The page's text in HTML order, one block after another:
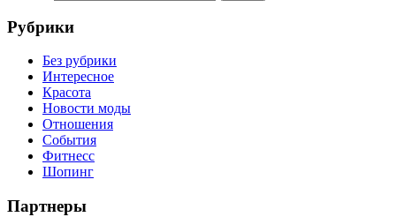
Рубрики
Без рубрики
Интересное
Красота
Новости моды
Отношения
События
Фитнесс
Шопинг
Партнеры